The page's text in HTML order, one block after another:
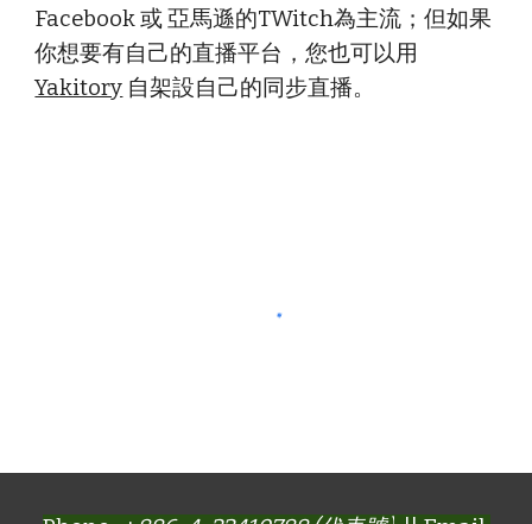
Facebook 或 亞馬遜的TWitch為主流；但如果
你想要有自己的直播平台，您也可以用
Yakitory 自架設自己的同步直播。